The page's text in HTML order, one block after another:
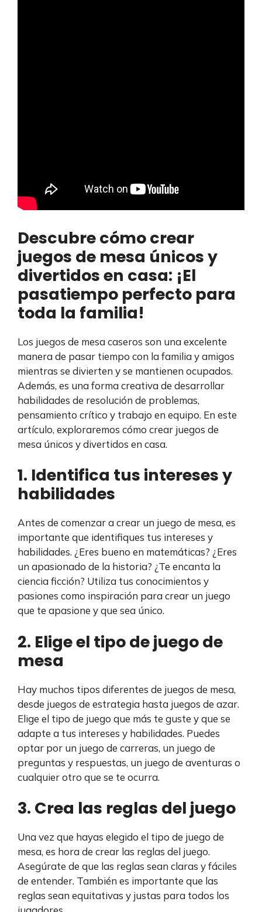
Descubre cómo crear
juegos de mesa únicos y
divertidos en casa: ¡El
pasatiempo perfecto para
toda la familia!
Los juegos de mesa caseros son una excelente
manera de pasar tiempo con la familia y amigos
mientras se divierten y se mantienen ocupados.
Además, es una forma creativa de desarrollar
habilidades de resolución de problemas,
pensamiento crítico y trabajo en equipo. En este
artículo, exploraremos cómo crear juegos de
mesa únicos y divertidos en casa.
1. Identifica tus intereses y
habilidades
Antes de comenzar a crear un juego de mesa, es
importante que identifiques tus intereses y
habilidades. ¿Eres bueno en matemáticas? ¿Eres
un apasionado de la historia? ¿Te encanta la
ciencia ficción? Utiliza tus conocimientos y
pasiones como inspiración para crear un juego
que te apasione y que sea único.
2. Elige el tipo de juego de
mesa
Hay muchos tipos diferentes de juegos de mesa,
desde juegos de estrategia hasta juegos de azar.
Elige el tipo de juego que más te guste y que se
adapte a tus intereses y habilidades. Puedes
optar por un juego de carreras, un juego de
preguntas y respuestas, un juego de aventuras o
cualquier otro que se te ocurra.
3. Crea las reglas del juego
Una vez que hayas elegido el tipo de juego de
mesa, es hora de crear las reglas del juego.
Asegúrate de que las reglas sean claras y fáciles
de entender. También es importante que las
reglas sean equitativas y justas para todos los